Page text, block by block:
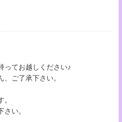
ってお越しください♪
、ご了承下さい。
さい。